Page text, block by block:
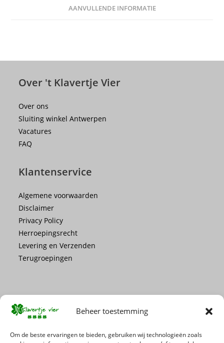
Beheer toestemming
Om de beste ervaringen te bieden, gebruiken wij technologieën zoals
AANVULLENDE INFORMATIE
Over 't Klavertje Vier
Over ons
Sluiting winkel Antwerpen
Vacatures
FAQ
Klantenservice
Algemene voorwaarden
Disclaimer
Privacy Policy
Herroepingsrecht
Levering en Verzenden
Terugroepingen
Mis geen enkele actie of promotie!